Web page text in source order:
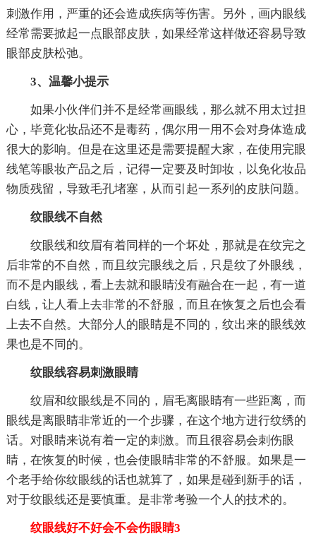
刺激作用，严重的还会造成疾病等伤害。另外，画内眼线
经常需要掀起一点眼部皮肤，如果经常这样做还容易导致
眼部皮肤松弛。
3、温馨小提示
如果小伙伴们并不是经常画眼线，那么就不用太过担
心，毕竟化妆品还不是毒药，偶尔用一用不会对身体造成
很大的影响。但是在这里还是需要提醒大家，在使用完眼
线笔等眼妆产品之后，记得一定要及时卸妆，以免化妆品
物质残留，导致毛孔堵塞，从而引起一系列的皮肤问题。
纹眼线不自然
纹眼线和纹眉有着同样的一个坏处，那就是在纹完之
后非常的不自然，而且纹完眼线之后，只是纹了外眼线，
而不是内眼线，看上去就和眼睛没有融合在一起，有一道
白线，让人看上去非常的不舒服，而且在恢复之后也会看
上去不自然。大部分人的眼睛是不同的，纹出来的眼线效
果也是不同的。
纹眼线容易刺激眼睛
纹眉和纹眼线是不同的，眉毛离眼睛有一些距离，而
眼线是离眼睛非常近的一个步骤，在这个地方进行纹绣的
话。对眼睛来说有着一定的刺激。而且很容易会刺伤眼
睛，在恢复的时候，也会使眼睛非常的不舒服。如果是一
个老手给你纹眼线的话也就算了，如果是碰到新手的话，
对于纹眼线还是要慎重。是非常考验一个人的技术的。
纹眼线好不好会不会伤眼睛3